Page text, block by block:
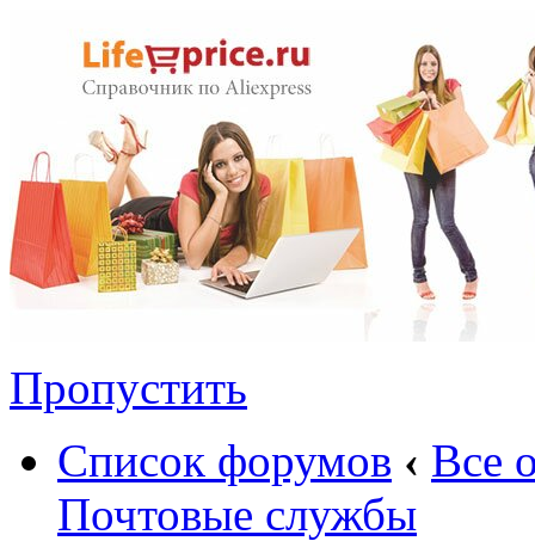
Пропустить
Список форумов ‹ Все
Почтовые службы